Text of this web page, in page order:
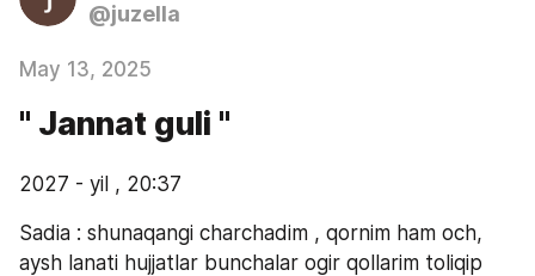
@juzella
May 13, 2025
" Jannat guli "
2027 - yil , 20:37
Sadia : shunaqangi charchadim , qornim ham och,
aysh lanati hujjatlar bunchalar ogir qollarim toliqip